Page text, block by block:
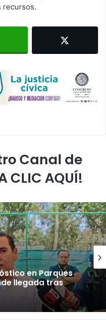
recursos.
Canal de
CLIC AQUÍ!
en Parques
llegada tras